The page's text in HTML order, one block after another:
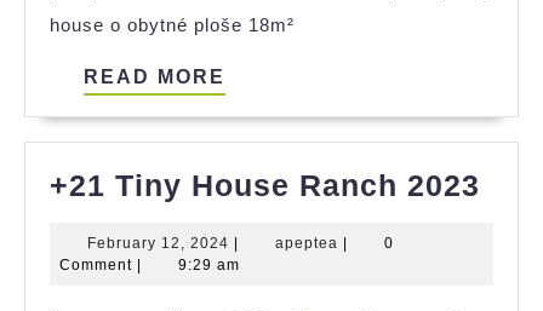
house o obytné ploše 18m²
READ MORE
+21 Tiny House Ranch 2023
February 12, 2024 February
12,
apeptea apeptea
0
Comment
9:29 am